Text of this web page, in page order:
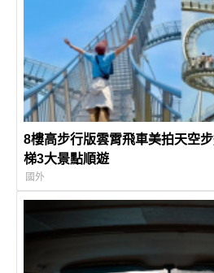
8樓高步行版雲霄飛車美拍天空
梯3大景點順遊
國外